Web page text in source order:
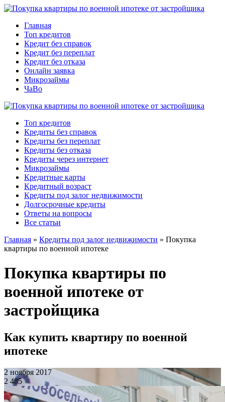
Главная
Топ кредитов
Кредит без справок
Кредит без переплат
Кредит без отказа
Онлайн заявка
Микрозаймы
ЧаВо
Топ кредитов
Кредиты без справок
Кредиты без переплат
Кредиты без отказа
Кредиты через интернет
Микрозаймы
Кредитные карты
Кредитный возраст
Кредиты под залог недвижимости
Долгосрочные кредиты
Ответы на вопросы
Все статьи
Главная » Кредиты под залог недвижимости » Покупка
квартиры по военной ипотеке
Покупка квартиры по
военной ипотеке от
застройщика
Как купить квартиру по военной
ипотеке
2 ноября 2017
2 485